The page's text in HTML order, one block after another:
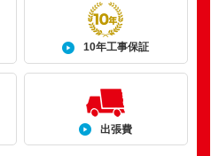
10年工事保証
出張費